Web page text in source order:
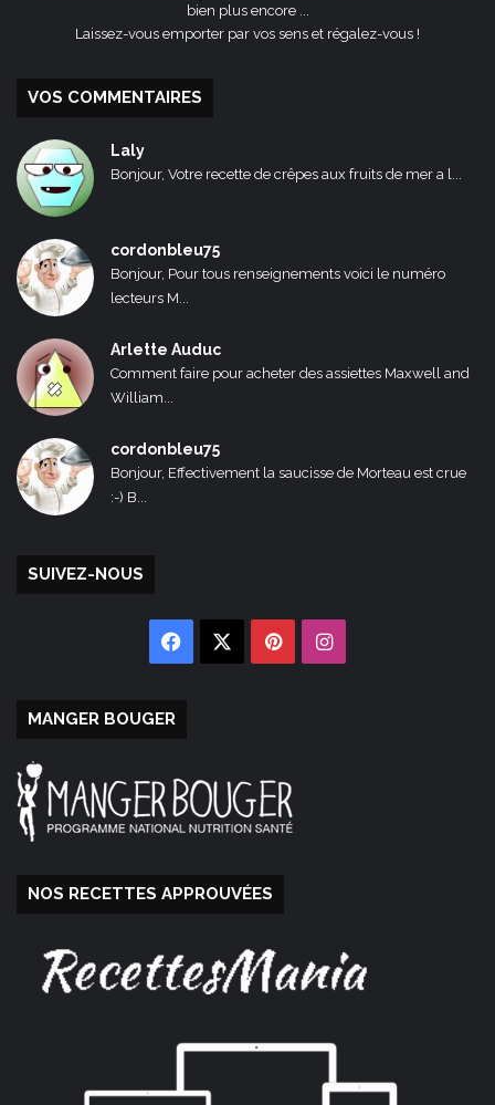
bien plus encore ...
Laissez-vous emporter par vos sens et régalez-vous !
VOS COMMENTAIRES
Laly
Bonjour, Votre recette de crêpes aux fruits de mer a l...
cordonbleu75
Bonjour, Pour tous renseignements voici le numéro
lecteurs M...
Arlette Auduc
Comment faire pour acheter des assiettes Maxwell and
William...
cordonbleu75
Bonjour, Effectivement la saucisse de Morteau est crue
:-) B...
SUIVEZ-NOUS
Facebook PinterestInstagram
MANGER BOUGER
NOS RECETTES APPROUVÉES